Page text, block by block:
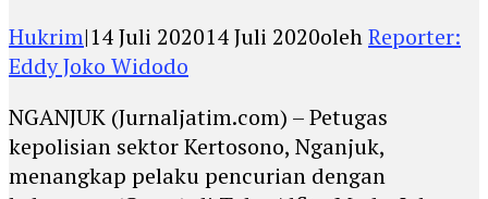
Hukrim|14 Juli 202014 Juli 2020olehReporter:
Eddy Joko Widodo
NGANJUK (Jurnaljatim.com) – Petugas
kepolisian sektor Kertosono, Nganjuk,
menangkap pelaku pencurian dengan